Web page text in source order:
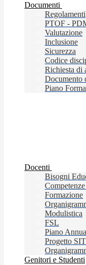
Documenti
Regolamenti
PTOF -
Valutazione
Inclusione
Sicurezza
Codice
Richiesta di
Documento
Piano
Docenti
Bisogni
Formazione
Modulistica
FSL
Piano
Progetto
Genitori e Studenti